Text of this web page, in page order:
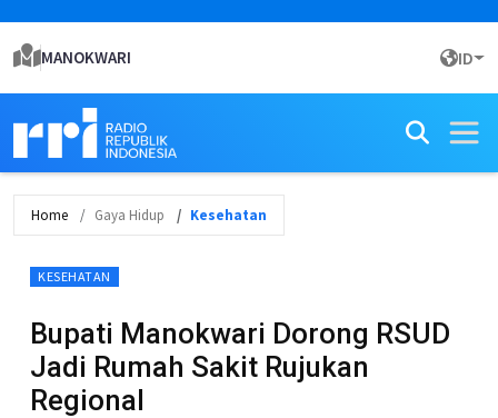
MANOKWARI ID
Home Gaya Hidup Kesehatan
KESEHATAN
Bupati Manokwari Dorong RSUD
Jadi Rumah Sakit Rujukan
Regional